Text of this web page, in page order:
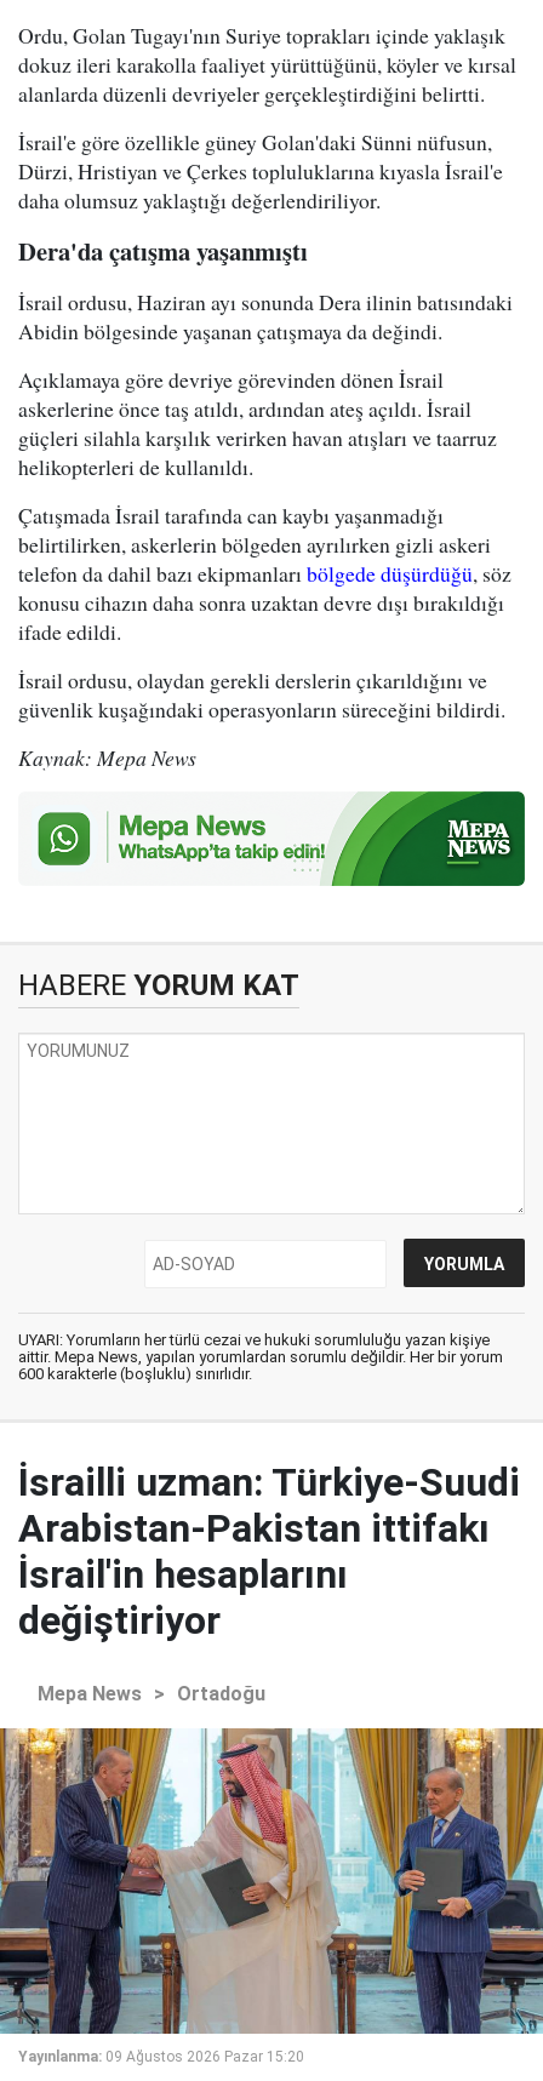
Ordu, Golan Tugayı'nın Suriye toprakları içinde yaklaşık
dokuz ileri karakolla faaliyet yürüttüğünü, köyler ve kırsal
alanlarda düzenli devriyeler gerçekleştirdiğini belirtti.
İsrail'e göre özellikle güney Golan'daki Sünni nüfusun,
Dürzi, Hristiyan ve Çerkes topluluklarına kıyasla İsrail'e
daha olumsuz yaklaştığı değerlendiriliyor.
Dera'da çatışma yaşanmıştı
İsrail ordusu, Haziran ayı sonunda Dera ilinin batısındaki
Abidin bölgesinde yaşanan çatışmaya da değindi.
Açıklamaya göre devriye görevinden dönen İsrail
askerlerine önce taş atıldı, ardından ateş açıldı. İsrail
güçleri silahla karşılık verirken havan atışları ve taarruz
helikopterleri de kullanıldı.
Çatışmada İsrail tarafında can kaybı yaşanmadığı
belirtilirken, askerlerin bölgeden ayrılırken gizli askeri
telefon da dahil bazı ekipmanlarıbölgede düşürdüğü, söz
konusu cihazın daha sonra uzaktan devre dışı bırakıldığı
ifade edildi.
İsrail ordusu, olaydan gerekli derslerin çıkarıldığını ve
güvenlik kuşağındaki operasyonların süreceğini bildirdi.
Kaynak: Mepa News
HABERE YORUM KAT
UYARI: Yorumların her türlü cezai ve hukuki sorumluluğu yazan kişiye
aittir. Mepa News, yapılan yorumlardan sorumlu değildir. Her bir yorum
600 karakterle (boşluklu) sınırlıdır.
İsrailli uzman: Türkiye-Suudi
Arabistan-Pakistan ittifakı
İsrail'in hesaplarını
değiştiriyor
Mepa News > Ortadoğu
Yayınlanma: 09 Ağustos 2026 Pazar 15:20